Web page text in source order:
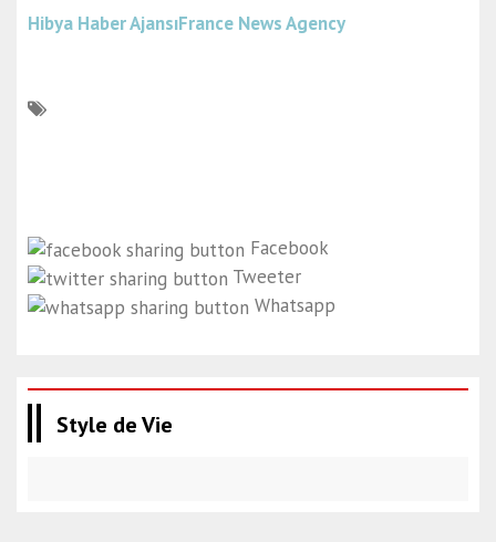
Hibya Haber AjansıFrance News Agency
Facebook
Tweeter
Whatsapp
Style de Vie